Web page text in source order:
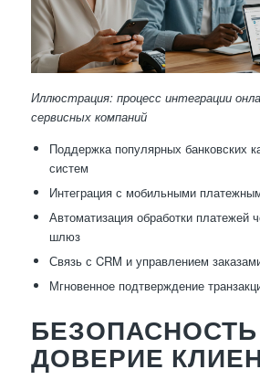
Иллюстрация: процесс интеграции
сервисных компаний
Поддержка популярных банковских
систем
Интеграция с мобильными
Автоматизация обработки платежей
шлюз
Связь с CRM и управлением
Мгновенное подтверждение
ДОВЕРИЕ